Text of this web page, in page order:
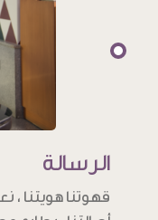
الرسالة
قهوتنا هويتنا